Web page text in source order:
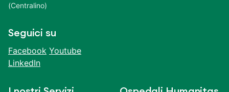
(Centralino)
Seguici su
Facebook Youtube
LinkedIn